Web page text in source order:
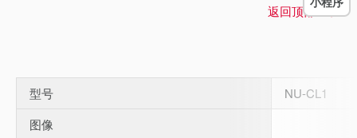
返回顶部
型号
NU-CL1
图像